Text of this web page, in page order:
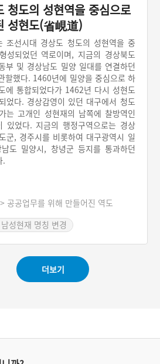
청도의 성현역을 중심으로
성현도(省峴道)
조선시대 경상도 청도의 성현역을 중
성되었던 역로이며, 지금의 경상북도
부 및 경상남도 밀양 일대를 연결하던
할했다. 1460년에 밀양을 중심으로 하
에 통합되었다가 1462년 다시 성현도
었다. 경상감영이 있던 대구에서 청도
는 고개인 성현재의 남쪽에 찰방역인
있었다. 지금의 행정구역으로는 경상
군, 경주시를 비롯하여 대구광역시 일
도 밀양시, 창녕군 등지를 통과하던
.
공공업무를 위해 만들어진 역도
성현재 명칭 변경
더보기